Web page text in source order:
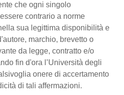
che ogni singolo
contrario a norme
sua legittima disponibilità e
marchio, brevetto o
da legge, contratto e/o
fin d'ora l’Università degli
onere di accertamento
di tali affermazioni.